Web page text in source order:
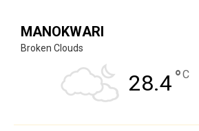
MANOKWARI
Broken Clouds
28.4°C